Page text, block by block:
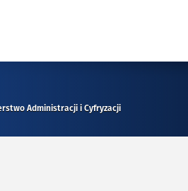
Administracji i Cyfryzacji